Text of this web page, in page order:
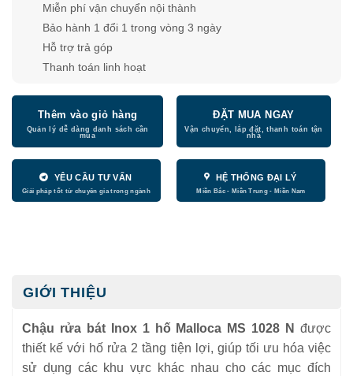
Miễn phí vận chuyển nội thành
Bảo hành 1 đổi 1 trong vòng 3 ngày
Hỗ trợ trả góp
Thanh toán linh hoạt
Thêm vào giỏ hàng ĐẶT MUA NGAY
YÊU CẦU TƯ VẤN HỆ THỐNG ĐẠI LÝ
GIỚI THIỆU
Chậu rửa bát Inox 1 hố Malloca MS 1028 N được
thiết kế với hố rửa 2 tầng tiện lợi, giúp tối ưu hóa việc
sử dụng các khu vực khác nhau cho các mục đích